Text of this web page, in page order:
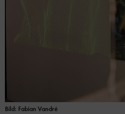
Bild: Fabian Vandré